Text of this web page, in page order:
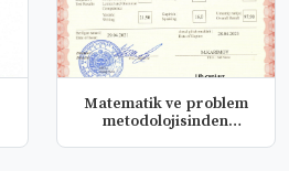
Matematik ve problem
metodolojisinden